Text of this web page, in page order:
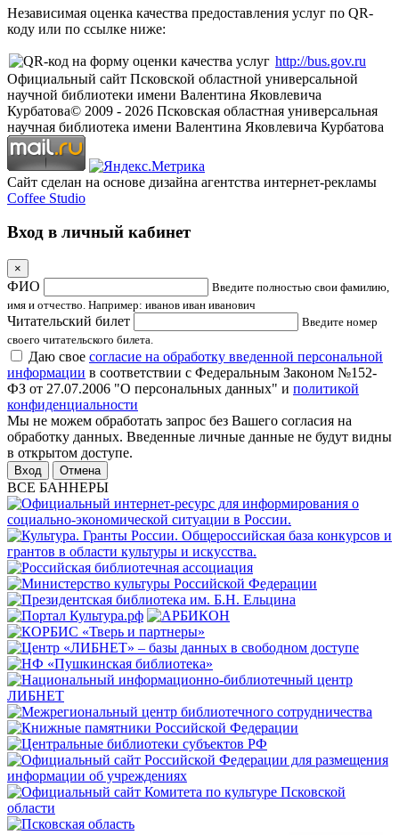
Независимая оценка качества предоставления услуг по QR-
коду или по ссылке ниже:
http://bus.gov.ru
Официальный сайт Псковской областной универсальной
научной библиотеки имени Валентина Яковлевича
Курбатова© 2009 - 2026 Псковская областная универсальная
научная библиотека имени Валентина Яковлевича Курбатова
Сайт сделан на основе дизайна агентства интернет-рекламы
Coffee Studio
Вход в личный кабинет
×
ФИО
Введите полностью свои фамилию,
имя и отчество. Например: иванов иван иванович
Читательский билет
Введите номер
своего читательского билета.
Даю свое согласие на обработку введенной персональной
информации в соответствии с Федеральным Законом №152-
ФЗ от 27.07.2006 "О персональных данных" и политикой
конфиденциальности
Мы не можем обработать запрос без Вашего согласия на
обработку данных. Введенные личные данные не будут видны
в открытом доступе.
Отмена
ВСЕ БАННЕРЫ